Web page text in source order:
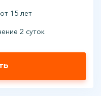
15 лет
2 суток